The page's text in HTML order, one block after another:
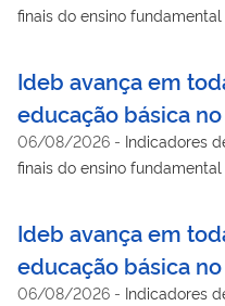
finais do ensino fundamental
Ideb avança em
educação básica
06/08/2026 - Indicadores
finais do ensino fundamental
Ideb avança em
educação básica
06/08/2026 - Indicadores